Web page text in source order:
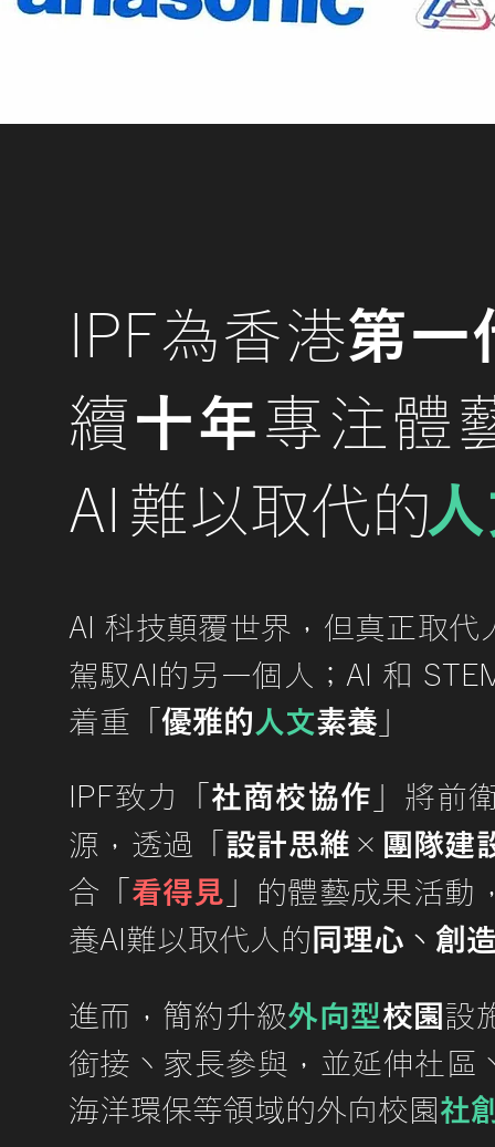
IPF為香港第一
續十年專注體
AI 難以取代的
AI 科技顛覆世界 ， 但真正取代
駕馭AI的另一個人 ；AI 和
着重
優雅的人文素養
IPF致力「 社商校協作
將前
源 ， 透過「 設計思維 × 團隊建
合「 看得見 」的體藝成果活動
養AI難以取代人的 同理心 丶 創
進而 ， 簡約升級外向型校園設
銜接丶家長參與 ， 並延伸社區
海洋環保等領域的外向校園社